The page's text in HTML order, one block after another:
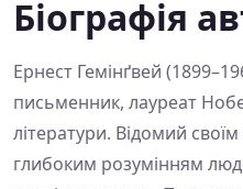
Біографія
Ернест Гемінґвей
письменник, лауреат
літератури. Відомий
глибоким розумінням